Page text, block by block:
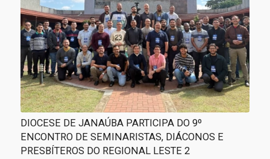
DIOCESE DE JANAÚBA PARTICIPA DO 9º
ENCONTRO DE SEMINARISTAS, DIÁCONOS E
PRESBÍTEROS DO REGIONAL LESTE 2